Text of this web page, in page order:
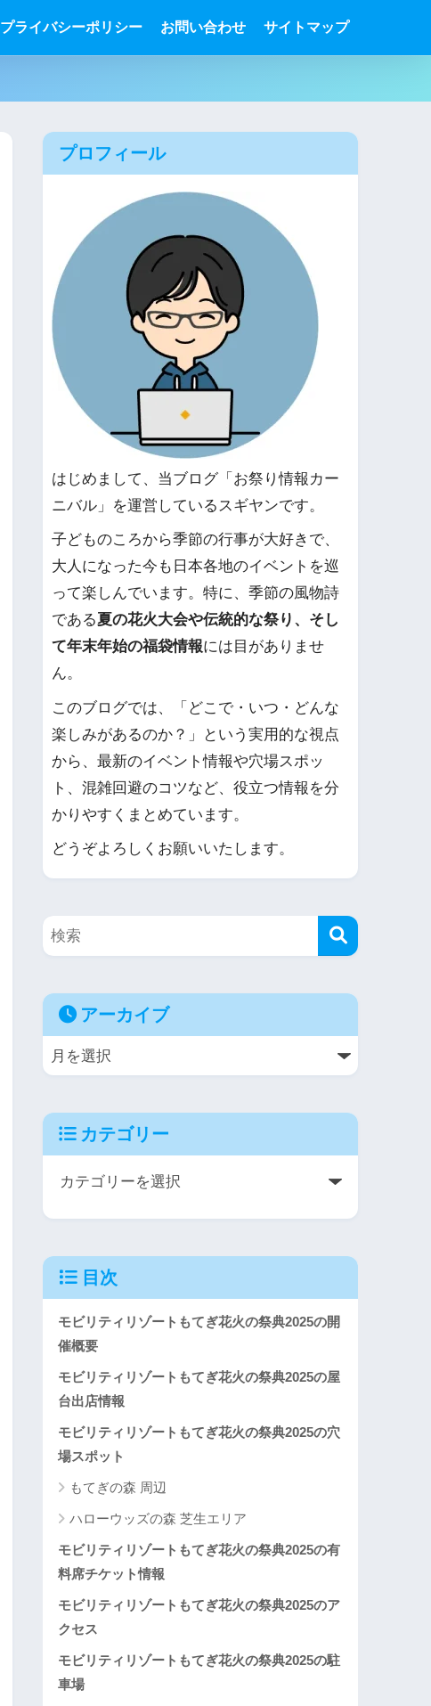
プライバシーポリシー お問い合わせ サイトマップ
プロフィール
はじめまして、当ブログ「お祭り情報カー
ニバル」を運営しているスギヤンです。
子どものころから季節の行事が大好きで、
大人になった今も日本各地のイベントを巡
って楽しんでいます。特に、季節の風物詩
である夏の花火大会や伝統的な祭り、そし
て年末年始の福袋情報には目がありませ
ん。
このブログでは、「どこで・いつ・どんな
楽しみがあるのか？」という実用的な視点
から、最新のイベント情報や穴場スポッ
ト、混雑回避のコツなど、役立つ情報を分
かりやすくまとめています。
どうぞよろしくお願いいたします。
アーカイブ
カテゴリー
目次
モビリティリゾートもてぎ花火の祭典2025の開
催概要
モビリティリゾートもてぎ花火の祭典2025の屋
台出店情報
モビリティリゾートもてぎ花火の祭典2025の穴
場スポット
もてぎの森 周辺
ハローウッズの森 芝生エリア
モビリティリゾートもてぎ花火の祭典2025の有
料席チケット情報
モビリティリゾートもてぎ花火の祭典2025のア
クセス
モビリティリゾートもてぎ花火の祭典2025の駐
車場